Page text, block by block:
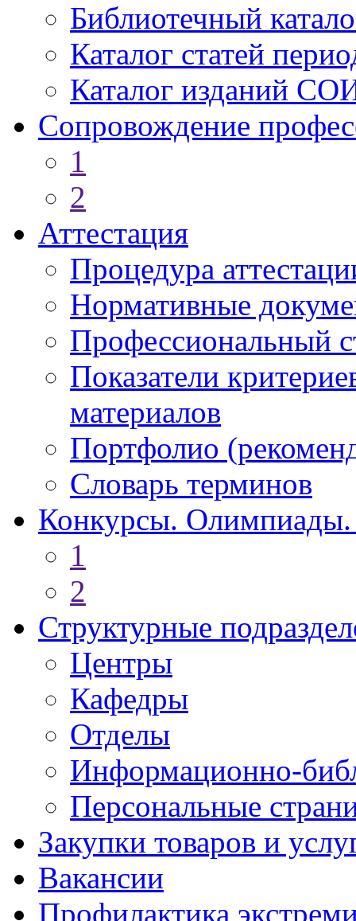
Библиотечный
Каталог статей
Каталог изданий
Сопровождение
1
2
Аттестация
Процедура
Нормативные
Профессиональный
Показатели
материалов
Портфолио
Словарь терминов
Конкурсы.
1
2
Структурные
Центры
Кафедры
Отделы
Информационно-
Персональные
Закупки товаров и
Вакансии
Профилактика